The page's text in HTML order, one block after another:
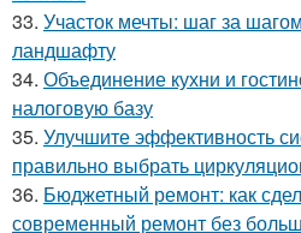
33. Участок мечты: шаг за
ландшафту
34. Объединение кухни и
налоговую базу
35. Улучшите эффективность
правильно выбрать
36. Бюджетный ремонт: как
современный ремонт без